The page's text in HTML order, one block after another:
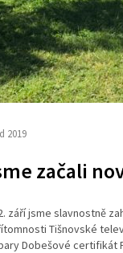
2019
začali
září jsme slavnostně
Tišnovské
Dobešové certifikát